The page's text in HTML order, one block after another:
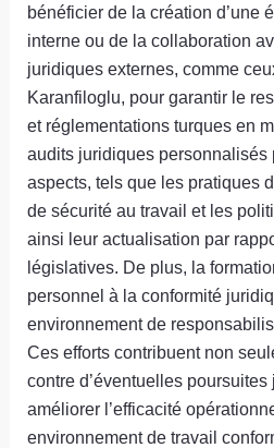
bénéficier de la création d’une
interne ou de la collaboration
juridiques externes, comme
Karanfiloglu, pour garantir le
et réglementations turques en
audits juridiques personnalisés
aspects, tels que les pratiques
de sécurité au travail et les
ainsi leur actualisation par
législatives. De plus, la
personnel à la conformité
environnement de
Ces efforts contribuent non
contre d’éventuelles
améliorer l’efficacité
environnement de travail